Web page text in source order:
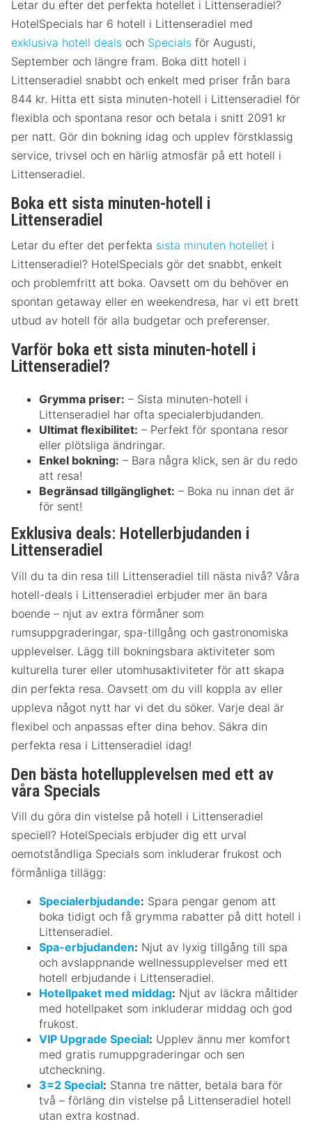
Letar du efter det perfekta hotellet i Littenseradiel?
HotelSpecials har 6 hotell i Littenseradiel med
exklusiva hotell deals och Specials för Augusti,
September och längre fram. Boka ditt hotell i
Littenseradiel snabbt och enkelt med priser från bara
844 kr. Hitta ett sista minuten-hotell i Littenseradiel för
flexibla och spontana resor och betala i snitt 2091 kr
per natt. Gör din bokning idag och upplev förstklassig
service, trivsel och en härlig atmosfär på ett hotell i
Littenseradiel.
Boka ett sista minuten-hotell i
Littenseradiel
Letar du efter det perfekta sista minuten hotellet i
Littenseradiel? HotelSpecials gör det snabbt, enkelt
och problemfritt att boka. Oavsett om du behöver en
spontan getaway eller en weekendresa, har vi ett brett
utbud av hotell för alla budgetar och preferenser.
Varför boka ett sista minuten-hotell i
Littenseradiel?
Grymma priser: – Sista minuten-hotell i
Littenseradiel har ofta specialerbjudanden.
Ultimat flexibilitet: – Perfekt för spontana resor
eller plötsliga ändringar.
Enkel bokning: – Bara några klick, sen är du redo
att resa!
Begränsad tillgänglighet: – Boka nu innan det är
för sent!
Exklusiva deals: Hotellerbjudanden i
Littenseradiel
Vill du ta din resa till Littenseradiel till nästa nivå? Våra
hotell-deals i Littenseradiel erbjuder mer än bara
boende – njut av extra förmåner som
rumsuppgraderingar, spa-tillgång och gastronomiska
upplevelser. Lägg till bokningsbara aktiviteter som
kulturella turer eller utomhusaktiviteter för att skapa
din perfekta resa. Oavsett om du vill koppla av eller
uppleva något nytt har vi det du söker. Varje deal är
flexibel och anpassas efter dina behov. Säkra din
perfekta resa i Littenseradiel idag!
Den bästa hotellupplevelsen med ett av
våra Specials
Vill du göra din vistelse på hotell i Littenseradiel
speciell? HotelSpecials erbjuder dig ett urval
oemotståndliga Specials som inkluderar frukost och
förmånliga tillägg:
Specialerbjudande: Spara pengar genom att
boka tidigt och få grymma rabatter på ditt hotell i
Littenseradiel.
Spa-erbjudanden: Njut av lyxig tillgång till spa
och avslappnande wellnessupplevelser med ett
hotell erbjudande i Littenseradiel.
Hotellpaket med middag: Njut av läckra måltider
med hotellpaket som inkluderar middag och god
frukost.
VIP Upgrade Special: Upplev ännu mer komfort
med gratis rumuppgraderingar och sen
utcheckning.
3=2 Special: Stanna tre nätter, betala bara för
två – förläng din vistelse på Littenseradiel hotell
utan extra kostnad.